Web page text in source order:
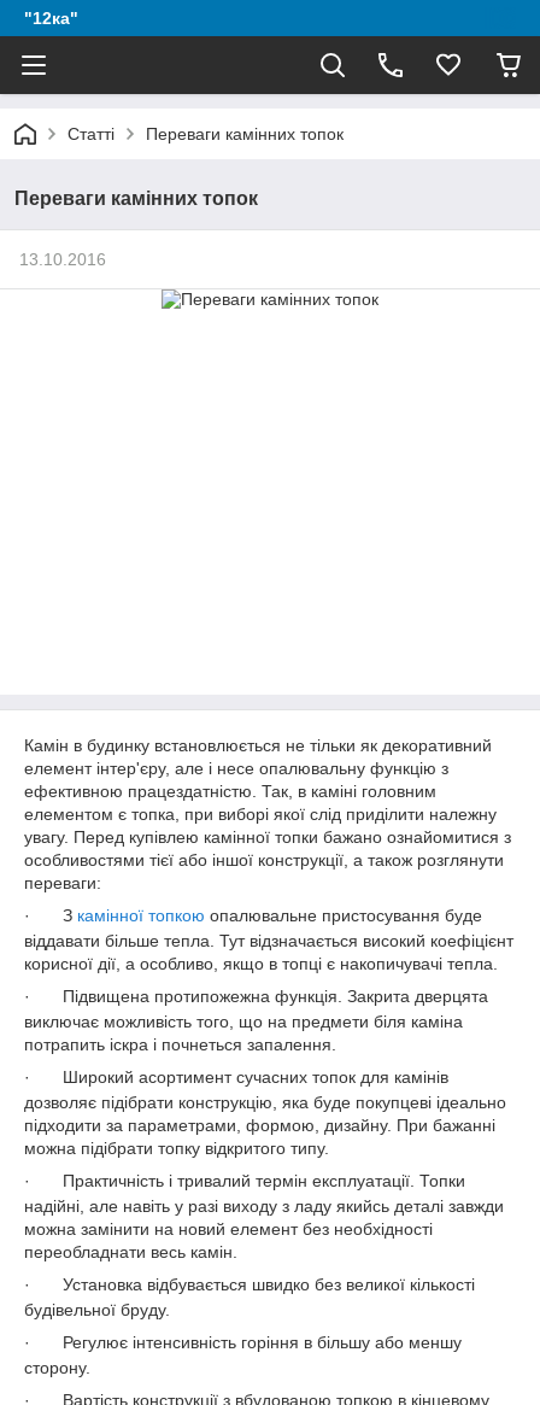
"12ка"
Статті Переваги камінних топок
Переваги камінних топок
13.10.2016
Камін в будинку встановлюється не тільки як декоративний
елемент інтер'єру, але і несе опалювальну функцію з
ефективною працездатністю. Так, в каміні головним
елементом є топка, при виборі якої слід приділити належну
увагу. Перед купівлею камінної топки бажано ознайомитися з
особливостями тієї або іншої конструкції, а також розглянути
переваги:
·
З камінної топкою опалювальне пристосування буде
віддавати більше тепла. Тут відзначається високий коефіцієнт
корисної дії, а особливо, якщо в топці є накопичувачі тепла.
·
Підвищена протипожежна функція. Закрита дверцята
виключає можливість того, що на предмети біля каміна
потрапить іскра і почнеться запалення.
·
Широкий асортимент сучасних топок для камінів
дозволяє підібрати конструкцію, яка буде покупцеві ідеально
підходити за параметрами, формою, дизайну. При бажанні
можна підібрати топку відкритого типу.
·
Практичність і тривалий термін експлуатації. Топки
надійні, але навіть у разі виходу з ладу якийсь деталі завжди
можна замінити на новий елемент без необхідності
переобладнати весь камін.
·
Установка відбувається швидко без великої кількості
будівельної бруду.
·
Регулює інтенсивність горіння в більшу або меншу
сторону.
·
Вартість конструкції з вбудованою топкою в кінцевому